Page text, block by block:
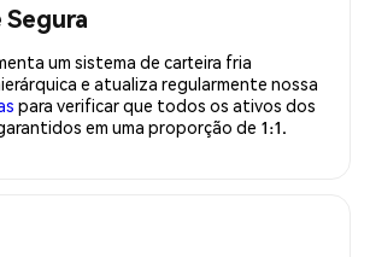
um sistema de carteira fria
e atualiza regularmente nossa
para verificar que todos os ativos dos
em uma proporção de 1:1.